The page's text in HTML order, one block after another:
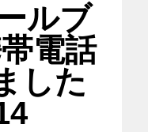
ルブ
電話
した